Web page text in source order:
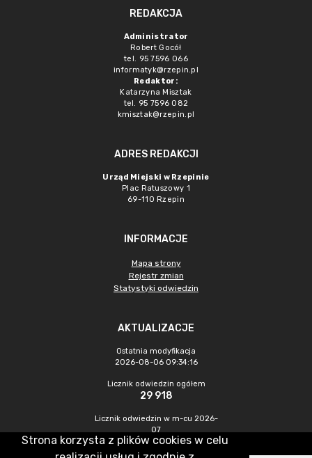
REDAKCJA
Administrator
Robert Gocół
tel. 95 7596 066
informatyk@rzepin.pl
Redaktor:
Katarzyna Misztak
tel. 95 7596 082
kmisztak@rzepin.pl
ADRES REDAKCJI
Urząd Miejski w Rzepinie
Plac Ratuszowy 1
69-110 Rzepin
INFORMACJE
Mapa strony
Rejestr zmian
Statystyki odwiedzin
AKTUALIZACJE
Ostatnia modyfikacja
2026-08-06 09:34:16
Licznik odwiedzin ogółem
29 918
Licznik odwiedzin w m-cu 2026-
07
408
Strona korzysta z plików cookies w celu